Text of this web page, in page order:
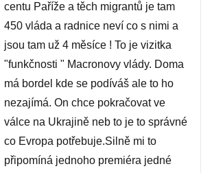
centu Paříže a těch migrantů je tam
450 vláda a radnice neví co s nimi a
jsou tam už 4 měsíce ! To je vizitka
"funkčnosti " Macronovy vlády. Doma
má bordel kde se podíváš ale to ho
nezajímá. On chce pokračovat ve
válce na Ukrajině neb to je to správné
co Evropa potřebuje.Silně mi to
připomíná jednoho premiéra jedné